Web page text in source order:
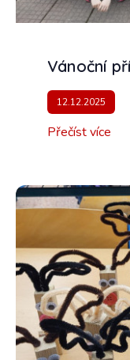
Vánoční
12.12.2025
Přečíst více